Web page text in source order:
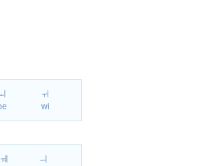
ㅟ
wi
ㅞ
ㅢ